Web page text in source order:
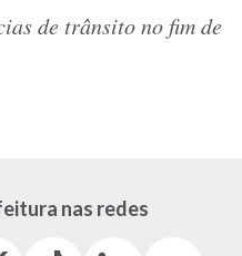
de trânsito no fim de
nas redes
Tiktok
LinkedIn